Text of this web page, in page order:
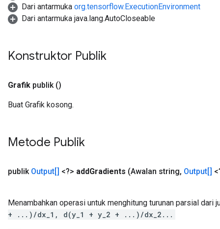
Dari antarmuka org.tensorflow.ExecutionEnvironment
Dari antarmuka java.lang.AutoCloseable
Konstruktor Publik
Grafik publik ()
Buat Grafik kosong.
Metode Publik
publik Output[] <?> addGradients (Awalan string, Output[]
Menambahkan operasi untuk menghitung turunan parsial dari
+ ...)/dx_1, d(y_1 + y_2 + ...)/dx_2...